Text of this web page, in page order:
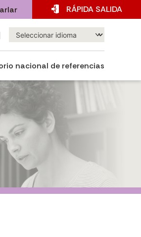
RÁPIDA SALIDA
nacional de referencias